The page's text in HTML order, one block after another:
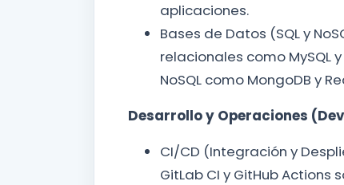
aplicaciones.
Bases de Datos (SQL y
relacionales como MySQL
NoSQL como MongoDB y
Desarrollo y Operaciones
CI/CD (Integración y
GitLab CI y GitHub